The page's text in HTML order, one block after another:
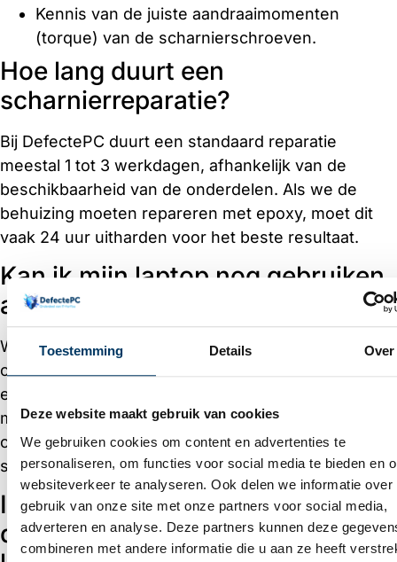
Toestemming Details Over
Deze website maakt gebruik van cookies
We gebruiken cookies om content en advertenties te
personaliseren, om functies voor social media te bieden en
websiteverkeer te analyseren. Ook delen we informatie over
gebruik van onze site met onze partners voor social media,
adverteren en analyse. Deze partners kunnen deze
combineren met andere informatie die u aan ze heeft
Kennis van de juiste aandraaimomenten
(torque) van de scharnierschroeven.
Hoe lang duurt een
scharnierreparatie?
Bij DefectePC duurt een standaard reparatie
meestal 1 tot 3 werkdagen, afhankelijk van de
beschikbaarheid van de onderdelen. Als we de
behuizing moeten repareren met epoxy, moet dit
vaak 24 uur uitharden voor het beste resultaat.
Kan ik mijn laptop nog gebruiken
als het scharnier kraakt?
Wij raden het sterk af. Elke keer dat u het scherm
opent of sluit, riskeert u dat het scherm barst of dat
er interne kabels doorslijten. Zet de laptop indien
mogelijk op een vaste plek, laat het scherm
openstaan en breng hem zo snel mogelijk naar de
specialist.
Is een laptop scharnier reparatie
de moeite waard voor een oudere